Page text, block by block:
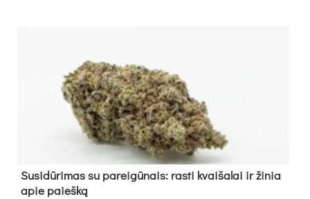
Su­si­dū­ri­mas su pa­rei­gū­nais: ras­ti kvai­ša­lai ir ži­nia
apie paieš­ką